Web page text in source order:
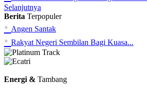
Selanjutnya
Berita Terpopuler
• Angen Santak
• Rakyat Negeri Sembilan Bagi Kuasa...
Energi & Tambang